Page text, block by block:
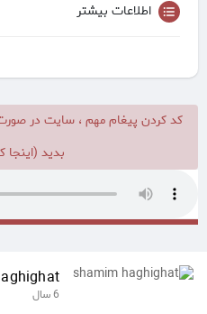
اطلاعات بیشتر
کد کردن پیغام مهم ، سایت در
بدید
6 سال